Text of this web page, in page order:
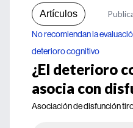
Artículos
No recomiendan la
deterioro cognitivo
¿El deterioro
asocia con
Asociación de disfunción